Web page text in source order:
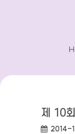
제 10
작성일:
2014-